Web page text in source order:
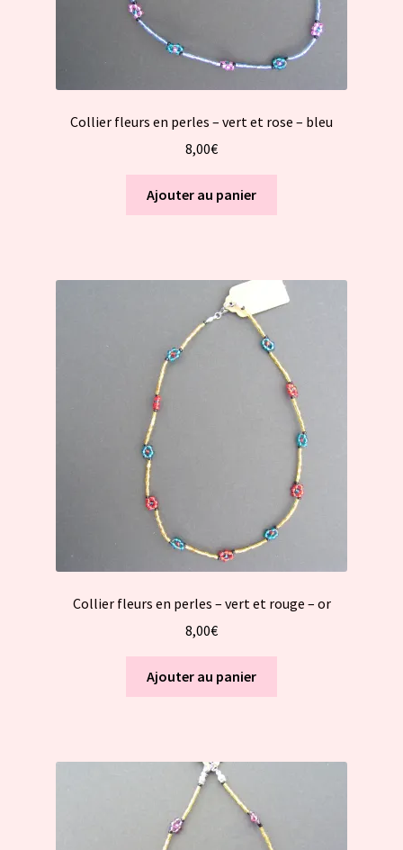
Collier fleurs en perles – vert et rose – bleu
8,00€
Ajouter au panier
Collier fleurs en perles – vert et rouge – or
8,00€
Ajouter au panier